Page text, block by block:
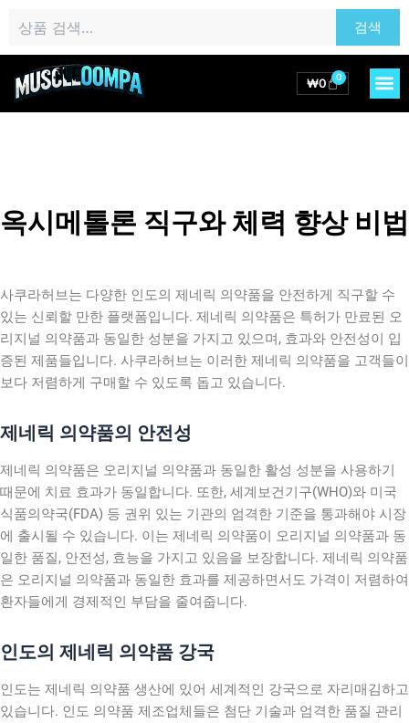
츠
색:
검색
₩0 0
Cart
옥시메톨론 직구와 체력 향상 비법
사쿠라허브는 다양한 인도의 제네릭 의약품을 안전하게 직구할 수
있는 신뢰할 만한 플랫폼입니다. 제네릭 의약품은 특허가 만료된 오
리지널 의약품과 동일한 성분을 가지고 있으며, 효과와 안전성이 입
증된 제품들입니다. 사쿠라허브는 이러한 제네릭 의약품을 고객들이
보다 저렴하게 구매할 수 있도록 돕고 있습니다.
제네릭 의약품의 안전성
제네릭 의약품은 오리지널 의약품과 동일한 활성 성분을 사용하기
때문에 치료 효과가 동일합니다. 또한, 세계보건기구(WHO)와 미국
식품의약국(FDA) 등 권위 있는 기관의 엄격한 기준을 통과해야 시장
에 출시될 수 있습니다. 이는 제네릭 의약품이 오리지널 의약품과 동
일한 품질, 안전성, 효능을 가지고 있음을 보장합니다. 제네릭 의약품
은 오리지널 의약품과 동일한 효과를 제공하면서도 가격이 저렴하여
환자들에게 경제적인 부담을 줄여줍니다.
인도의 제네릭 의약품 강국
인도는 제네릭 의약품 생산에 있어 세계적인 강국으로 자리매김하고
있습니다. 인도 의약품 제조업체들은 첨단 기술과 엄격한 품질 관리